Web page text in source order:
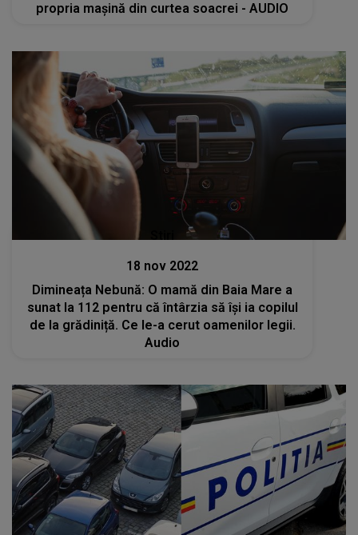
propria mașină din curtea soacrei - AUDIO
18 nov 2022
Dimineața Nebună: O mamă din Baia Mare a
sunat la 112 pentru că întârzia să își ia copilul
de la grădiniță. Ce le-a cerut oamenilor legii.
Audio